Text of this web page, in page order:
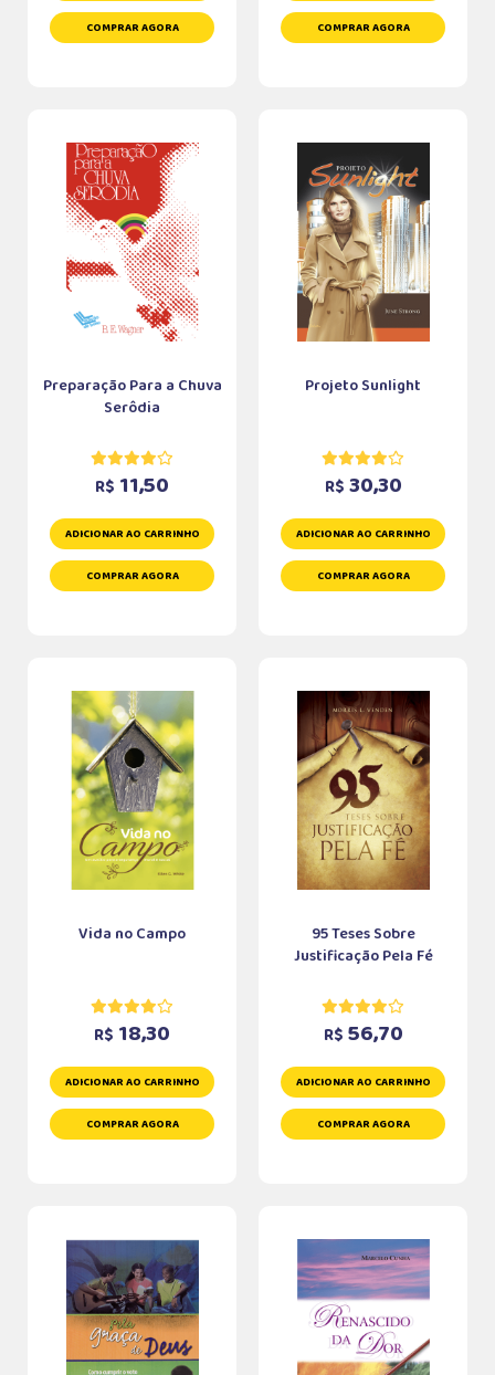
COMPRAR AGORA COMPRAR AGORA
Preparação Para a Chuva
Serôdia
R$ 11,50
ADICIONAR AO CARRINHO
COMPRAR AGORA
Projeto Sunlight
R$ 30,30
ADICIONAR AO CARRINHO
COMPRAR AGORA
Vida no Campo
R$ 18,30
ADICIONAR AO CARRINHO
COMPRAR AGORA
95 Teses Sobre
Justificação Pela Fé
R$ 56,70
ADICIONAR AO CARRINHO
COMPRAR AGORA